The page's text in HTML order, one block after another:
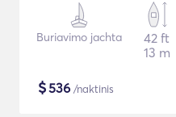
Buriavimo jachta
42 ft
13 m
$536 /naktinis